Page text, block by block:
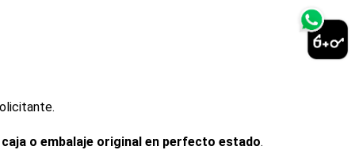
o embalaje original en perfecto estado.